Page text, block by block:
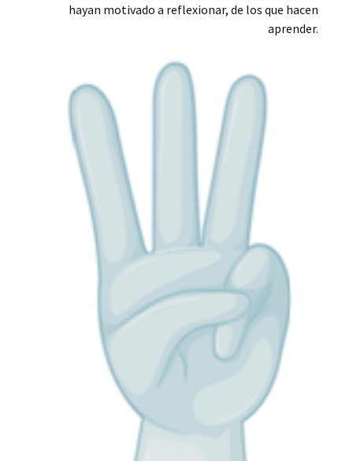
hayan motivado a reflexionar, de los que hacen
aprender.